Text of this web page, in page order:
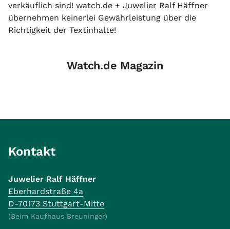
verkäuflich sind! watch.de + Juwelier Ralf Häffner
übernehmen keinerlei Gewährleistung über die
Richtigkeit der Textinhalte!
Watch.de Magazin
Kontakt
Juwelier Ralf Häffner
Eberhardstraße 4a
D-70173 Stuttgart-Mitte
(Beim Kaufhaus Breuninger)